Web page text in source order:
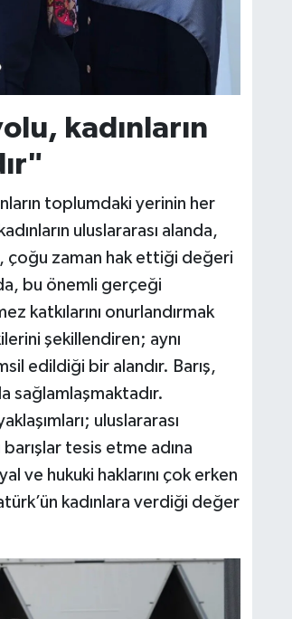
kadınların
toplumdaki yerinin her
uluslararası alanda,
çoğu zaman hak ettiği değeri
bu önemli gerçeği
katkılarını onurlandırmak
şekillendiren; aynı
edildiği bir alandır. Barış,
sağlamlaşmaktadır.
uluslararası
tesis etme adına
ve hukuki haklarını çok erken
kadınlara verdiği değer